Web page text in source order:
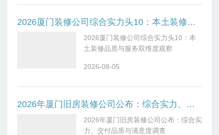
2026厦门装修公司综合实力头10：本土装修品质与服务双维度观察
2026厦门装修公司综合实力头10：本
土装修品质与服务双维度观察
2026-08-05
2026年厦门旧房装修公司公布：综合实力、交付品质与满意度调查
2026年厦门旧房装修公司公布：综合实
力、交付品质与满意度调查